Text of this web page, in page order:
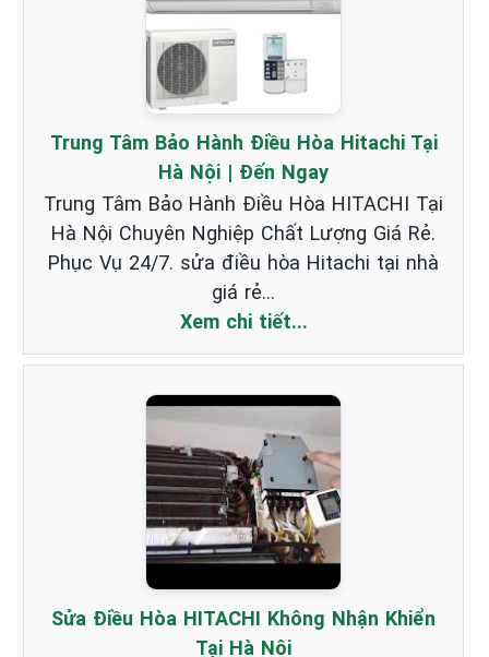
Trung Tâm Bảo Hành Điều Hòa Hitachi Tại
Hà Nội | Đến Ngay
Trung Tâm Bảo Hành Điều Hòa HITACHI Tại
Hà Nội Chuyên Nghiệp Chất Lượng Giá Rẻ.
Phục Vụ 24/7. sửa điều hòa Hitachi tại nhà
giá rẻ...
Xem chi tiết...
Sửa Điều Hòa HITACHI Không Nhận Khiển
Tại Hà Nội